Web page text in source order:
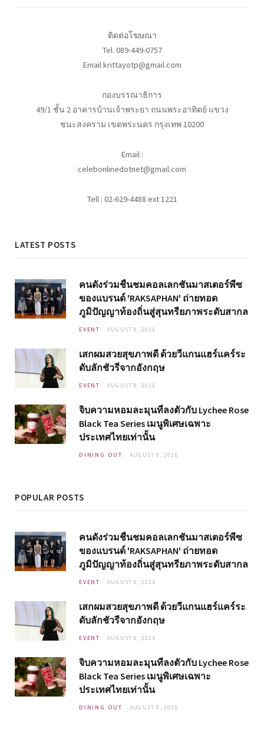
ติดต่อโฆษณา
Tel. 089-449-0757
Email krittayotp@gmail.com
กองบรรณาธิการ
49/1 ชั้น 2 อาคารบ้านเจ้าพระยา ถนนพระอาทิตย์ แขวง
ชนะสงคราม เขตพระนคร กรุงเทพ 10200
Email :
celebonlinedotnet@gmail.com
Tell : 02-629-4488 ext 1221
LATEST POSTS
คนดังร่วมชื่นชมคอลเลกชันมาสเตอร์พีซ
ของแบรนด์ 'RAKSAPHAN' ถ่ายทอด
ภูมิปัญญาท้องถิ่นสู่สุนทรียภาพระดับสากล
EVENT AUGUST 8, 2026
เสกผมสวยสุขภาพดี ด้วยวีแกนแฮร์แคร์ระ
ดับลักชัวรีจากอังกฤษ
EVENT AUGUST 8, 2026
จิบความหอมละมุนที่ลงตัวกับ Lychee Rose
Black Tea Series เมนูพิเศษเฉพาะ
ประเทศไทยเท่านั้น
DINING OUT AUGUST 8, 2026
POPULAR POSTS
คนดังร่วมชื่นชมคอลเลกชันมาสเตอร์พีซ
ของแบรนด์ 'RAKSAPHAN' ถ่ายทอด
ภูมิปัญญาท้องถิ่นสู่สุนทรียภาพระดับสากล
EVENT AUGUST 8, 2026
เสกผมสวยสุขภาพดี ด้วยวีแกนแฮร์แคร์ระ
ดับลักชัวรีจากอังกฤษ
EVENT AUGUST 8, 2026
จิบความหอมละมุนที่ลงตัวกับ Lychee Rose
Black Tea Series เมนูพิเศษเฉพาะ
ประเทศไทยเท่านั้น
DINING OUT AUGUST 8, 2026